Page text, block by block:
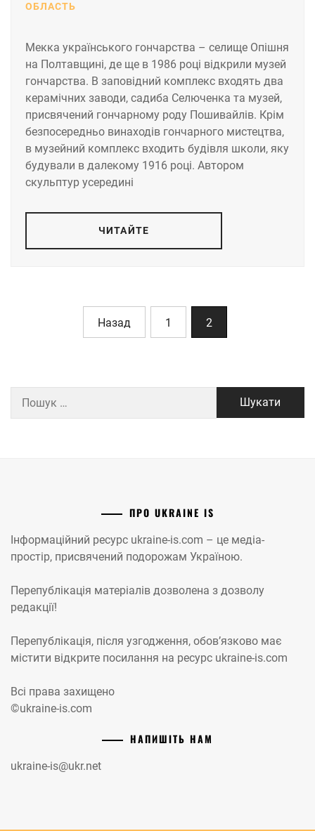
ОБЛАСТЬ
Мекка українського гончарства – селище Опішня
на Полтавщині, де ще в 1986 році відкрили музей
гончарства. В заповідний комплекс входять два
керамічних заводи, садиба Селюченка та музей,
присвячений гончарному роду Пошивайлів. Крім
безпосередньо винаходів гончарного мистецтва,
в музейний комплекс входить будівля школи, яку
будували в далекому 1916 році. Автором
скульптур усередині
ЧИТАЙТЕ
Назад 1 2
ПРО UKRAINE IS
Інформаційний ресурс ukraine-is.com – це медіа-
простір, присвячений подорожам Україною.
Перепублікація матеріалів дозволена з дозволу
редакції!
Перепублікація, після узгодження, обов’язково має
містити відкрите посилання на ресурс ukraine-is.com
Всі права захищено
©ukraine-is.com
НАПИШІТЬ НАМ
ukraine-is@ukr.net